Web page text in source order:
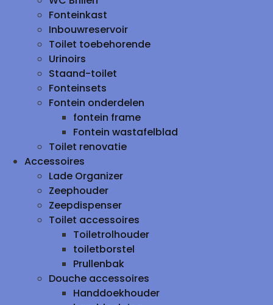
Fonteinkast
Inbouwreservoir
Toilet toebehorende
Urinoirs
Staand-toilet
Fonteinsets
Fontein onderdelen
fontein frame
Fontein wastafelblad
Toilet renovatie
Accessoires
Lade Organizer
Zeephouder
Zeepdispenser
Toilet accessoires
Toiletrolhouder
toiletborstel
Prullenbak
Douche accessoires
Handdoekhouder